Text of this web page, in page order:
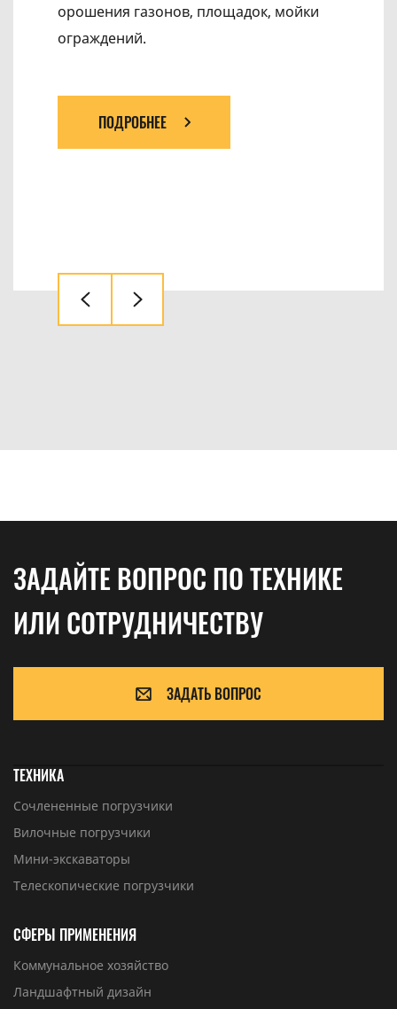
орошения газонов, площадок, мойки
ограждений.
ПОДРОБНЕЕ
ЗАДАЙТЕ ВОПРОС ПО ТЕХНИКЕ
ИЛИ СОТРУДНИЧЕСТВУ
ЗАДАТЬ ВОПРОС
ТЕХНИКА
Сочлененные погрузчики
Вилочные погрузчики
Мини-экскаваторы
Телескопические погрузчики
СФЕРЫ ПРИМЕНЕНИЯ
Коммунальное хозяйство
Ландшафтный дизайн